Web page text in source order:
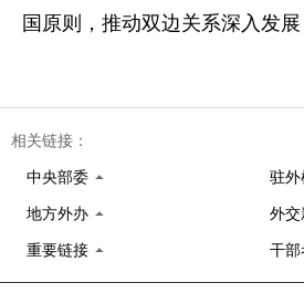
国原则，推动双边关系深入发展
相关链接：
中央部委 驻外
地方外办 外交
重要链接 干部